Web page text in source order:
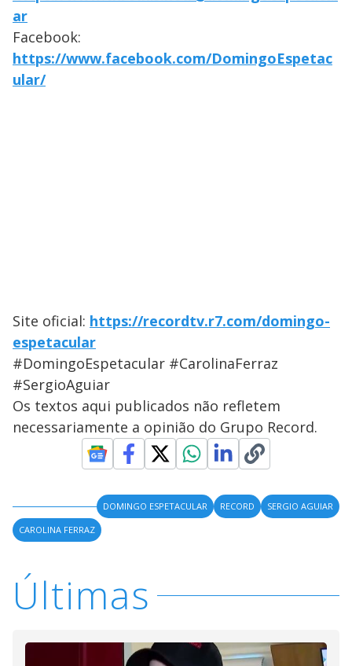
ar
Facebook:
https://www.facebook.com/DomingoEspetac
ular/
Site oficial: https://recordtv.r7.com/domingo-
espetacular
#DomingoEspetacular #CarolinaFerraz
#SergioAguiar
Os textos aqui publicados não refletem
necessariamente a opinião do Grupo Record.
DOMINGO ESPETACULAR RECORD
SERGIO AGUIAR
CAROLINA FERRAZ
Últimas